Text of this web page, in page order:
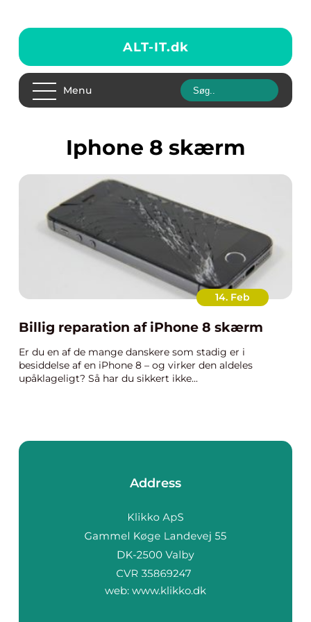
ALT-IT.dk
Menu
iphone 8 skærm
14. Feb
Billig reparation af iPhone 8 skærm
Er du en af de mange danskere som stadig er i
besiddelse af en iPhone 8 – og virker den aldeles
upåklageligt? Så har du sikkert ikke...
Address
web: www.klikko.dk